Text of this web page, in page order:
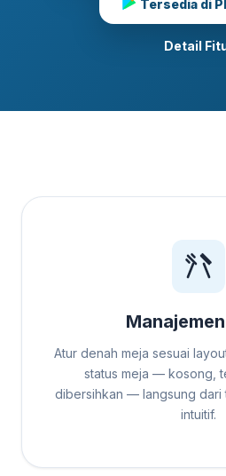
Tersedia di
Detail
Atur denah meja sesuai
status meja — kosong,
dibersihkan — langsung dari
intuitif.